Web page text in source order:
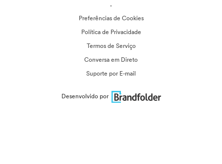
·
Preferências de Cookies
Política de Privacidade
Termos de Serviço
Conversa em Direto
Suporte por E-mail
Desenvolvido por